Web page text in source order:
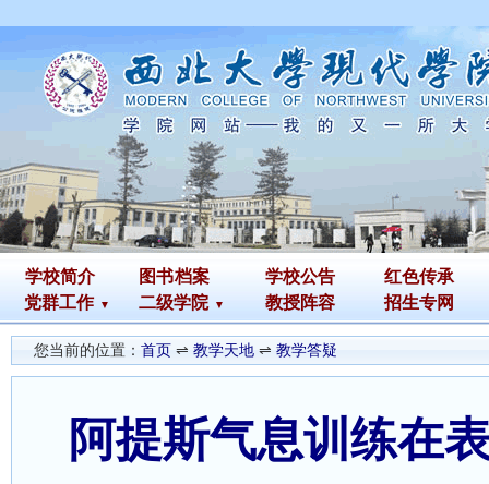
学校简介 图书档案 学校公告
红色传承
党群工作
二级学院 教授阵容 招生专网
您当前的位置： 首页 ⇌ 教学天地 ⇌ 教学答疑
阿提斯气息训练在